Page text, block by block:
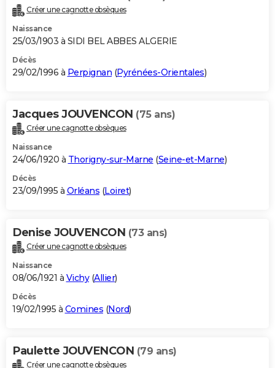
Créer une cagnotte obsèques
Naissance
25/03/1903 à SIDI BEL ABBES ALGERIE
Décès
29/02/1996 à Perpignan (Pyrénées-Orientales)
Jacques JOUVENCON (75 ans)
Créer une cagnotte obsèques
Naissance
24/06/1920 à Thorigny-sur-Marne (Seine-et-Marne)
Décès
23/09/1995 à Orléans (Loiret)
Denise JOUVENCON (73 ans)
Créer une cagnotte obsèques
Naissance
08/06/1921 à Vichy(Allier)
Décès
19/02/1995 à Comines (Nord)
Paulette JOUVENCON (79 ans)
Créer une cagnotte obsèques